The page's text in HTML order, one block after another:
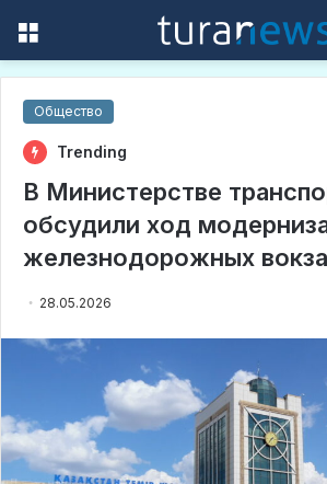
Общество
Trending
В Министерстве
обсудили ход
железнодорожных
28.05.2026